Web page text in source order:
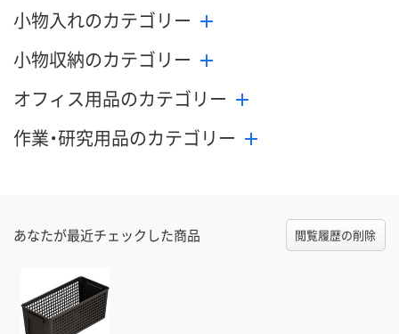
小物入れのカテゴリー
小物収納のカテゴリー
オフィス用品のカテゴリー
作業・研究用品のカテゴリー
あなたが最近チェックした商品 閲覧履歴の削除